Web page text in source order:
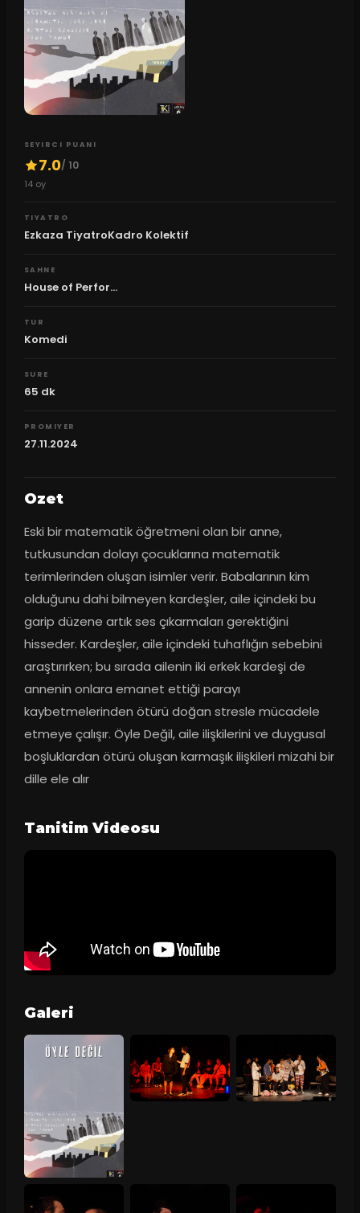
SEYIRCI PUANI
7.0/ 10
14oy
TIYATRO
Ezkaza TiyatroKadro Kolektif
SAHNE
House of Perfor...
TUR
Komedi
SURE
65 dk
PROMIYER
27.11.2024
Ozet
Eski bir matematik öğretmeni olan bir anne,
tutkusundan dolayı çocuklarına matematik
terimlerinden oluşan isimler verir. Babalarının kim
olduğunu dahi bilmeyen kardeşler, aile içindeki bu
garip düzene artık ses çıkarmaları gerektiğini
hisseder. Kardeşler, aile içindeki tuhaflığın sebebini
araştırırken; bu sırada ailenin iki erkek kardeşi de
annenin onlara emanet ettiği parayı
kaybetmelerinden ötürü doğan stresle mücadele
etmeye çalışır. Öyle Değil, aile ilişkilerini ve duygusal
boşluklardan ötürü oluşan karmaşık ilişkileri mizahi bir
dille ele alır
Tanitim Videosu
Galeri